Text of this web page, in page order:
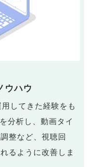
ウハウ
してきた経験をも
分析し、動画タイ
整など、視聴回
るように改善しま